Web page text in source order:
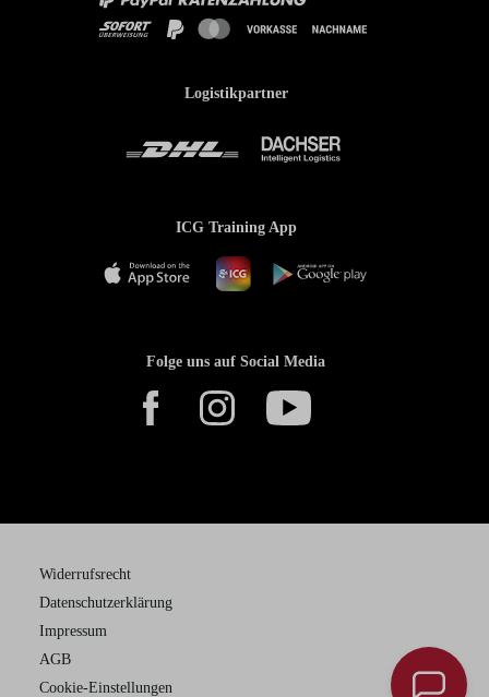
Logistikpartner
ICG Training App
Folge uns auf Social Media
Widerrufsrecht
Datenschutzerklärung
Impressum
AGB
Cookie-Einstellungen